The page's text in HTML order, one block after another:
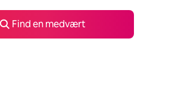
Find en medvært